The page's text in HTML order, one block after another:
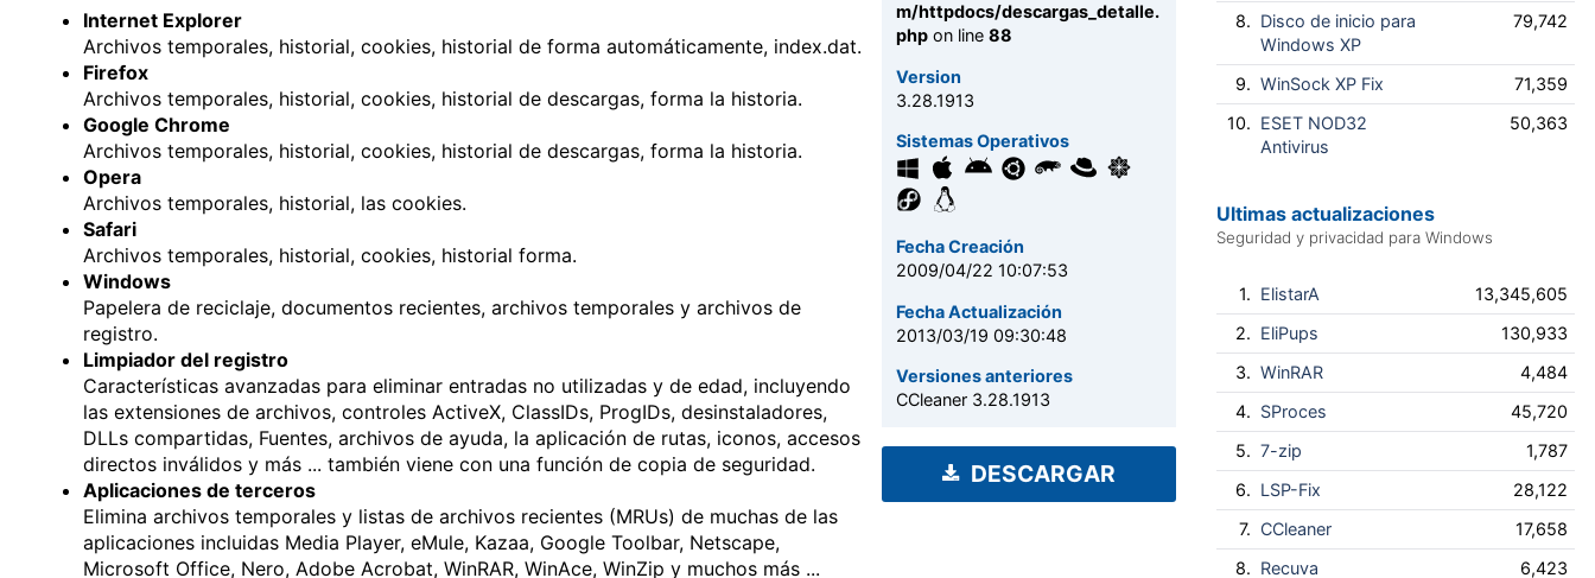
Internet Explorer
Archivos temporales, historial, cookies, historial de forma automáticamente, index.dat.
Firefox
Archivos temporales, historial, cookies, historial de descargas, forma la historia.
Google Chrome
Archivos temporales, historial, cookies, historial de descargas, forma la historia.
Opera
Archivos temporales, historial, las cookies.
Safari
Archivos temporales, historial, cookies, historial forma.
Windows
Papelera de reciclaje, documentos recientes, archivos temporales y archivos de
registro.
Limpiador del registro
Características avanzadas para eliminar entradas no utilizadas y de edad, incluyendo
las extensiones de archivos, controles ActiveX, ClassIDs, ProgIDs, desinstaladores,
DLLs compartidas, Fuentes, archivos de ayuda, la aplicación de rutas, iconos, accesos
directos inválidos y más ... también viene con una función de copia de seguridad.
Aplicaciones de terceros
Elimina archivos temporales y listas de archivos recientes (MRUs) de muchas de las
aplicaciones incluidas Media Player, eMule, Kazaa, Google Toolbar, Netscape,
Microsoft Office, Nero, Adobe Acrobat, WinRAR, WinAce, WinZip y muchos más ...
m/httpdocs/descargas_detalle.
php on line88
Version
3.28.1913
Sistemas Operativos
Fecha Creación
2009/04/22 10:07:53
Fecha Actualización
2013/03/19 09:30:48
Versiones anteriores
CCleaner 3.28.1913
DESCARGAR
8. Disco de inicio para
Windows XP
79,742
9. WinSock XP Fix
71,359
10. ESET NOD32
Antivirus
50,363
Ultimas actualizaciones
Seguridad y privacidad para Windows
1. ElistarA
13,345,605
2. EliPups
130,933
3. WinRAR
4,484
4. SProces
45,720
5. 7-zip
1,787
6. LSP-Fix
28,122
7. CCleaner
17,658
8. Recuva 6,423